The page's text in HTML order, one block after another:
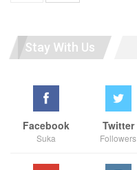
Stay With Us
Facebook
Suka
Twitter
Followers